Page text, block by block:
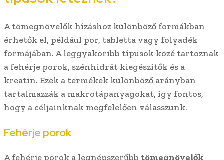
A tömegnövelők hízáshoz különböző formákban
érhetők el, például por, tabletta vagy folyadék
formájában. A leggyakoribb típusok közé tartoznak
a fehérje porok, szénhidrát kiegészítők és a
kreatin. Ezek a termékek különböző arányban
tartalmazzák a makrotápanyagokat, így fontos,
hogy a céljainknak megfelelően válasszunk.
Fehérje porok
A fehérje porok a legnépszerűbb tömegnövelők